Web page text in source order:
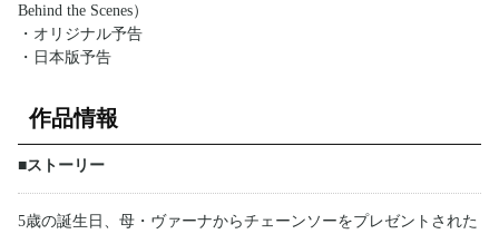
Behind the Scenes）
・オリジナル予告
・日本版予告
作品情報
■ストーリー
5歳の誕生日、母・ヴァーナからチェーンソーをプレゼントされた